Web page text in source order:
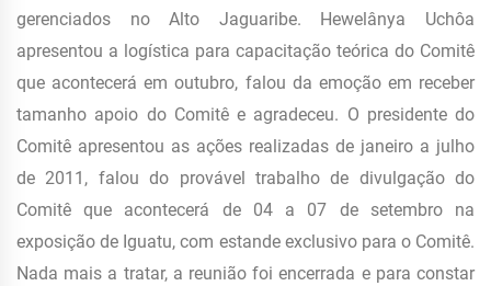
gerenciados no Alto Jaguaribe. Hewelânya Uchôa
apresentou a logística para capacitação teórica do Comitê
que acontecerá em outubro, falou da emoção em receber
tamanho apoio do Comitê e agradeceu. O presidente do
Comitê apresentou as ações realizadas de janeiro a julho
de 2011, falou do provável trabalho de divulgação do
Comitê que acontecerá de 04 a 07 de setembro na
exposição de Iguatu, com estande exclusivo para o Comitê.
Nada mais a tratar, a reunião foi encerrada e para constar